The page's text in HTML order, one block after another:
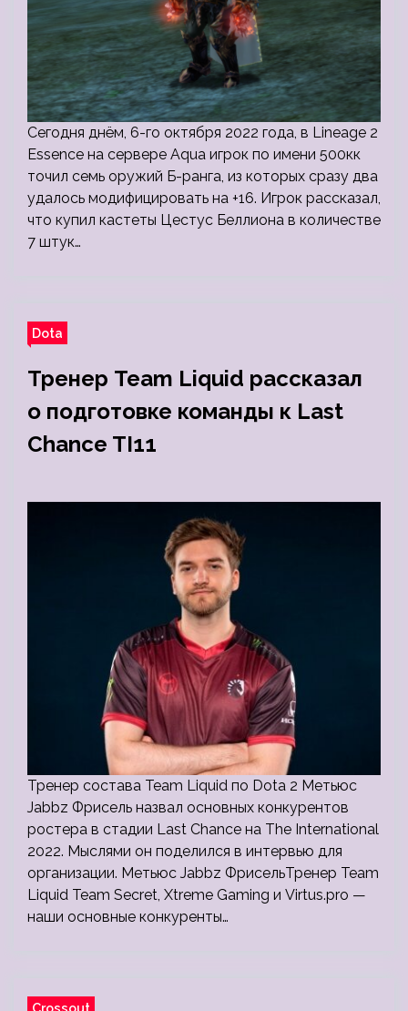
Сегодня днём, 6-го октября 2022 года, в Lineage 2
Essence на сервере Aqua игрок по имени 500кк
точил семь оружий Б-ранга, из которых сразу два
удалось модифицировать на +16. Игрок рассказал,
что купил кастеты Цестус Беллиона в количестве
7 штук…
Dota
Тренер Team Liquid рассказал
о подготовке команды к Last
Chance TI11
Тренер состава Team Liquid по Dota 2 Метьюс
Jabbz Фрисель назвал основных конкурентов
ростера в стадии Last Chance на The International
2022. Мыслями он поделился в интервью для
организации. Метьюс Jabbz ФрисельТренер Team
Liquid Team Secret, Xtreme Gaming и Virtus.pro —
наши основные конкуренты…
Crossout